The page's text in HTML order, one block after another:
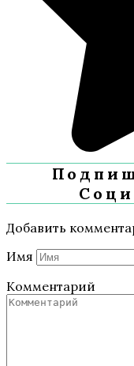
Добавить
Имя
Комментарий